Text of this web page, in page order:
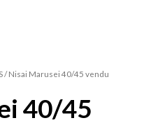
/ Nisai Marusei 40/45 vendu
40/45